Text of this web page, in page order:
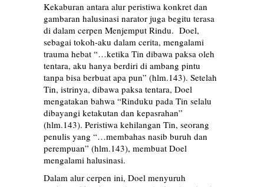
Kekaburan antara alur peristiwa konkret dan
gambaran halusinasi narator juga begitu terasa
di dalam cerpen Menjemput Rindu. Doel,
sebagai tokoh-aku dalam cerita, mengalami
trauma hebat “…ketika Tin dibawa paksa oleh
tentara, aku hanya berdiri di ambang pintu
tanpa bisa berbuat apa pun” (hlm.143). Setelah
Tin, istrinya, dibawa paksa tentara, Doel
mengatakan bahwa “Rinduku pada Tin selalu
dibayangi ketakutan dan kepasrahan”
(hlm.143). Peristiwa kehilangan Tin, seorang
penulis yang “…membahas nasib buruh dan
perempuan” (hlm.143), membuat Doel
mengalami halusinasi.
Dalam alur cerpen ini, Doel menyuruh